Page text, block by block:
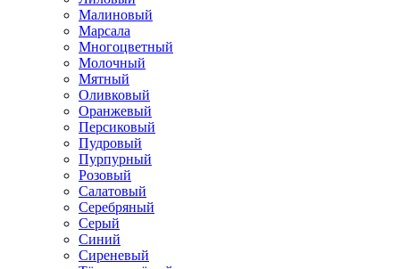
Малиновый
Марсала
Многоцветный
Молочный
Мятный
Оливковый
Оранжевый
Персиковый
Пудровый
Пурпурный
Розовый
Салатовый
Серебряный
Серый
Синий
Сиреневый